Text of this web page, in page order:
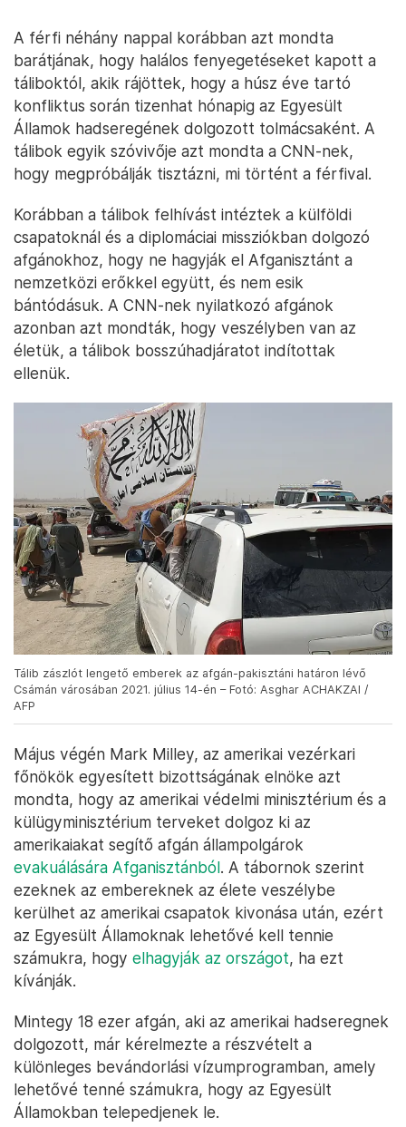
A férfi néhány nappal korábban azt mondta
barátjának, hogy halálos fenyegetéseket kapott a
táliboktól, akik rájöttek, hogy a húsz éve tartó
konfliktus során tizenhat hónapig az Egyesült
Államok hadseregének dolgozott tolmácsaként. A
tálibok egyik szóvivője azt mondta a CNN-nek,
hogy megpróbálják tisztázni, mi történt a férfival.
Korábban a tálibok felhívást intéztek a külföldi
csapatoknál és a diplomáciai missziókban dolgozó
afgánokhoz, hogy ne hagyják el Afganisztánt a
nemzetközi erőkkel együtt, és nem esik
bántódásuk. A CNN-nek nyilatkozó afgánok
azonban azt mondták, hogy veszélyben van az
életük, a tálibok bosszúhadjáratot indítottak
ellenük.
Tálib zászlót lengető emberek az afgán-pakisztáni határon lévő
Csámán városában 2021. július 14-én – Fotó: Asghar ACHAKZAI /
AFP
Május végén Mark Milley, az amerikai vezérkari
főnökök egyesített bizottságának elnöke azt
mondta, hogy az amerikai védelmi minisztérium és a
külügyminisztérium terveket dolgoz ki az
amerikaiakat segítő afgán állampolgárok
evakuálására Afganisztánból. A tábornok szerint
ezeknek az embereknek az élete veszélybe
kerülhet az amerikai csapatok kivonása után, ezért
az Egyesült Államoknak lehetővé kell tennie
számukra, hogy elhagyják az országot, ha ezt
kívánják.
Mintegy 18 ezer afgán, aki az amerikai hadseregnek
dolgozott, már kérelmezte a részvételt a
különleges bevándorlási vízumprogramban, amely
lehetővé tenné számukra, hogy az Egyesült
Államokban telepedjenek le.